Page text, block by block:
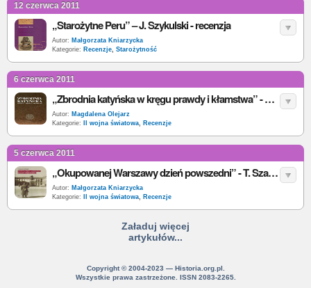
12 czerwca 2011
„Starożytne Peru” – J. Szykulski - recenzja
Autor: Małgorzata Kniarzycka
Kategorie: Recenzje, Starożytność
6 czerwca 2011
„Zbrodnia katyńska w kręgu prawdy i kłamstwa” - S. Kalbarczyk (red.) - recenzja
Autor: Magdalena Olejarz
Kategorie:
II wojna światowa, Recenzje
5 czerwca 2011
„Okupowanej Warszawy dzień powszedni” - T. Szarota - recenzja
Autor: Małgorzata Kniarzycka
Kategorie:
II wojna światowa, Recenzje
Załaduj więcej
artykułów...
Copyright © 2004-2023 — Historia.org.pl.
Wszystkie prawa zastrzeżone. ISSN 2083-2265.